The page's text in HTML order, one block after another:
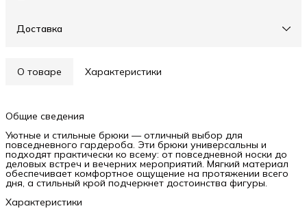
Доставка
О товаре Характеристики
Общие сведения
Уютные и стильные брюки — отличный выбор для
повседневного гардероба. Эти брюки универсальны и
подходят практически ко всему: от повседневной носки до
деловых встреч и вечерних мероприятий. Мягкий материал
обеспечивает комфортное ощущение на протяжении всего
дня, а стильный крой подчеркнет достоинства фигуры.
Характеристики